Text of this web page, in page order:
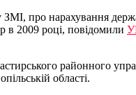
про нарахування
в 2009 році, повідомили
районного
області.